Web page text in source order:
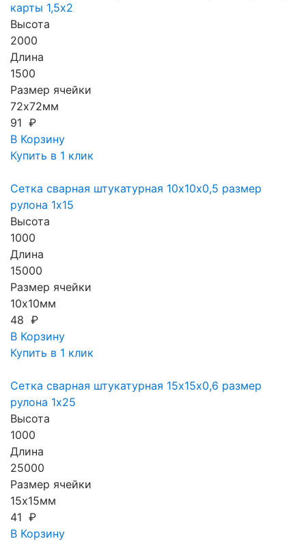
карты 1,5х2
Высота
2000
Длина
1500
Размер ячейки
72х72мм
91 ₽
В Корзину
Купить в 1 клик
Сетка сварная штукатурная 10х10х0,5 размер
рулона 1х15
Высота
1000
Длина
15000
Размер ячейки
10х10мм
48 ₽
В Корзину
Купить в 1 клик
Сетка сварная штукатурная 15х15х0,6 размер
рулона 1х25
Высота
1000
Длина
25000
Размер ячейки
15х15мм
41 ₽
В Корзину